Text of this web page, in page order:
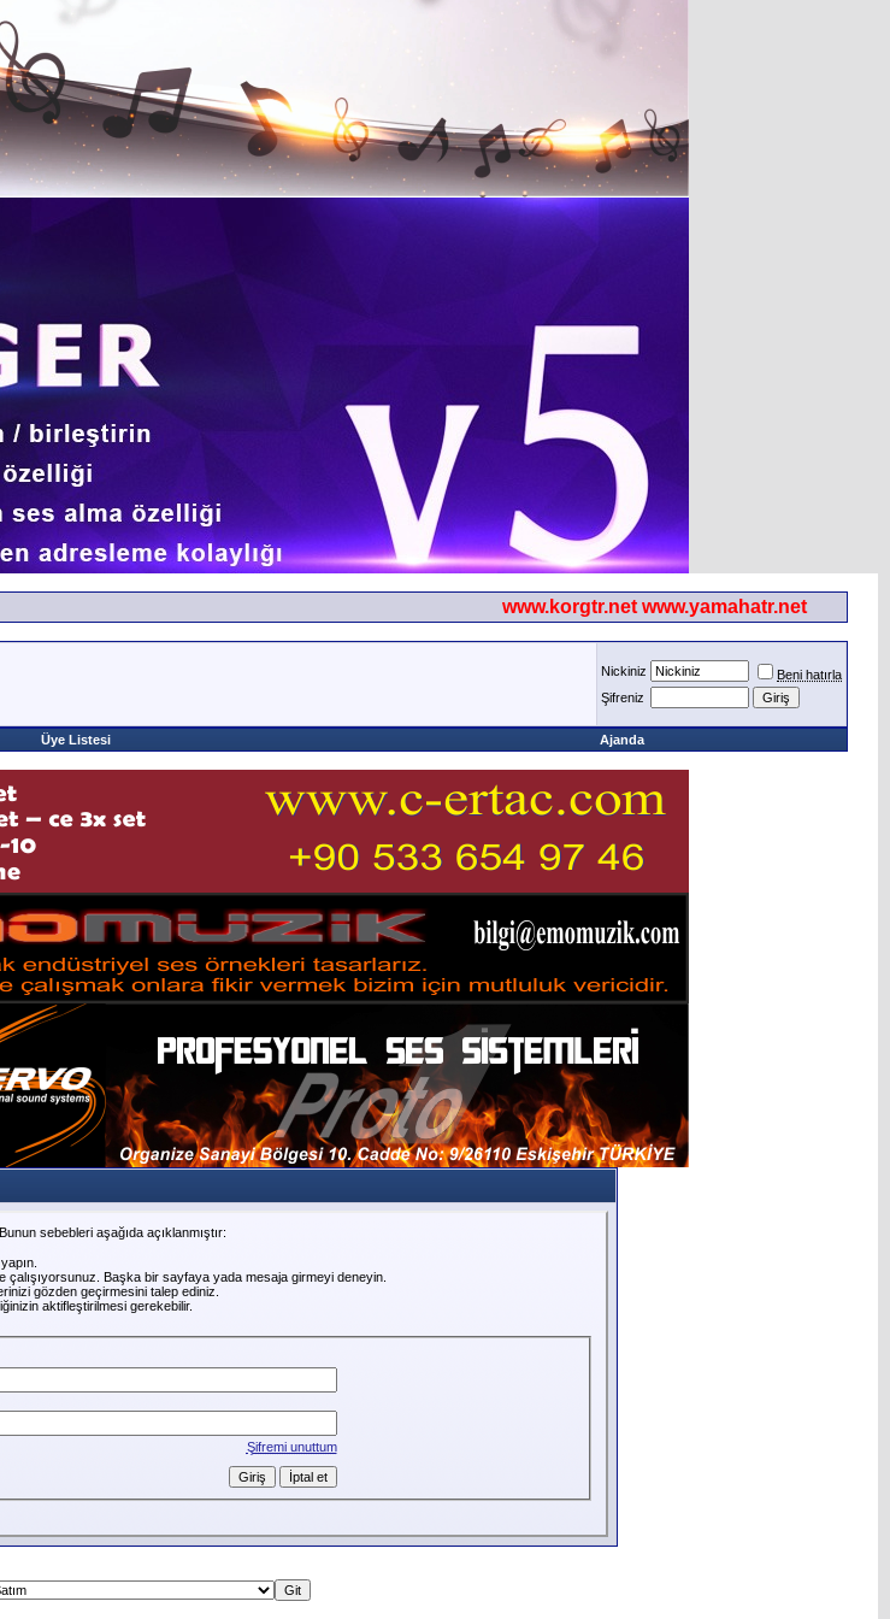
www.korgtr.net www.yamahatr.net
Nickiniz
Beni hatırla
Şifreniz
Üye Listesi Ajanda
sebebleri aşağıda açıklanmıştır:
Başka bir sayfaya yada mesaja girmeyi deneyin.
gözden geçirmesini talep ediniz.
aktifleştirilmesi gerekebilir.
Şifremi unuttum